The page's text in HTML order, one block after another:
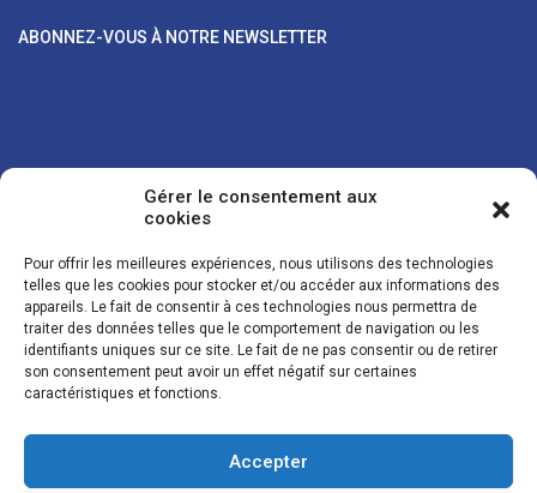
Gérer le consentement aux
cookies
Pour offrir les meilleures expériences, nous utilisons des technologies
telles que les cookies pour stocker et/ou accéder aux informations des
appareils. Le fait de consentir à ces technologies nous permettra de
traiter des données telles que le comportement de navigation ou les
identifiants uniques sur ce site. Le fait de ne pas consentir ou de retirer
son consentement peut avoir un effet négatif sur certaines
caractéristiques et fonctions.
Accepter
ABONNEZ-VOUS À NOTRE NEWSLETTER
Vos coordonnées sont uniquement utilisées pour vous envoyer des
lettres d'information sur nos activités. Vous pouvez à tout moment
utiliser le lien de désinscription figurant dans la lettre d'information.
© LES NOUVELLES DE LA BOULANGERIE - Tous droits réservés - Réalisation :
Josh Digital